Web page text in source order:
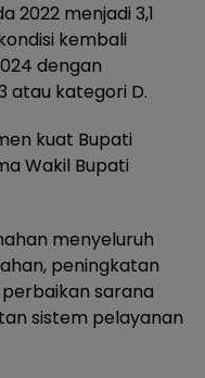
menjadi 3,1
kembali
dengan
atau kategori D.
kuat Bupati
Wakil Bupati
menyeluruh
peningkatan
sarana
sistem pelayanan